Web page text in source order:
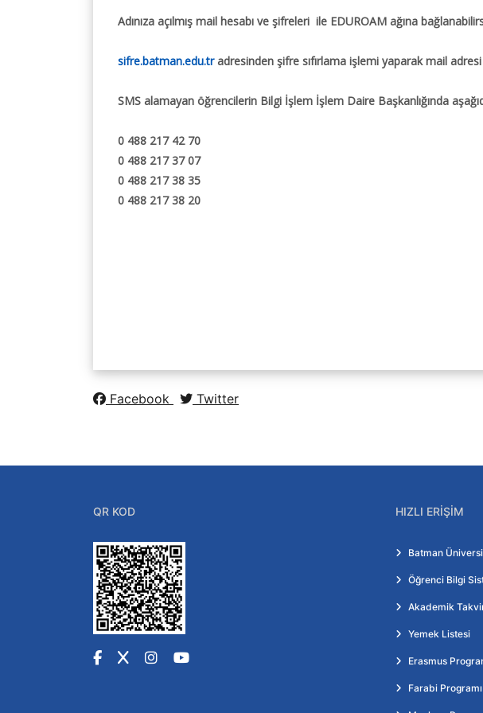
Açık Kaynak Kodlu Yazılımlar
Detay İçin
İç Kontrol Güvencesi
Formlar.
Adınıza açılmış mail hesabı ve şifreleri ile EDUROAM ağına
sifre.batman.edu.tradresinden şifre sıfırlama işlemi yaparak mail
SMS alamayan öğrencilerin Bilgi İşlem İşlem Daire Başkanlığında
0 488 217 42 70
0 488 217 37 07
0 488 217 38 35
0 488 217 38 20
Facebook Twitter
QR KOD
Facebook
X Instagram
YouTube
HIZLI ERIŞIM
Batman
Öğrenci Bilgi
Akademik
Yemek Listesi
Erasmus
Farabi Programı